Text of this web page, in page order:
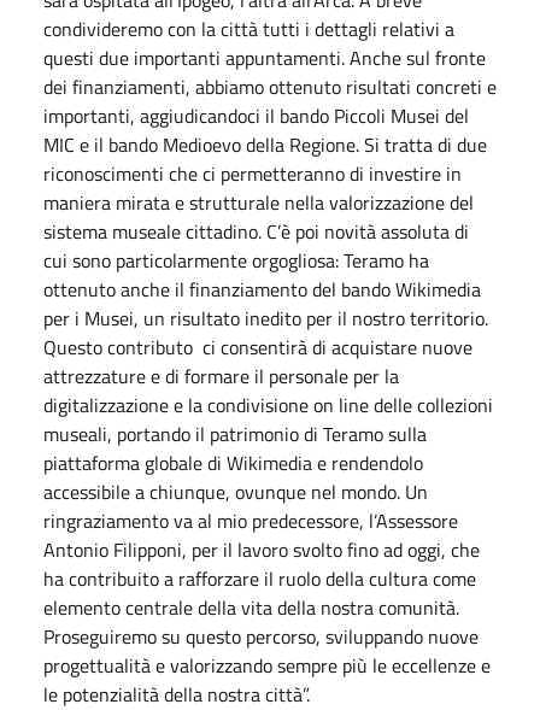
condivideremo con la città tutti i dettagli relativi a
questi due importanti appuntamenti. Anche sul fronte
dei finanziamenti, abbiamo ottenuto risultati concreti e
importanti, aggiudicandoci il bando Piccoli Musei del
MIC e il bando Medioevo della Regione. Si tratta di due
riconoscimenti che ci permetteranno di investire in
maniera mirata e strutturale nella valorizzazione del
sistema museale cittadino. C’è poi novità assoluta di
cui sono particolarmente orgogliosa: Teramo ha
ottenuto anche il finanziamento del bando Wikimedia
per i Musei, un risultato inedito per il nostro territorio.
Questo contributo ci consentirà di acquistare nuove
attrezzature e di formare il personale per la
digitalizzazione e la condivisione on line delle collezioni
museali, portando il patrimonio di Teramo sulla
piattaforma globale di Wikimedia e rendendolo
accessibile a chiunque, ovunque nel mondo. Un
ringraziamento va al mio predecessore, l’Assessore
Antonio Filipponi, per il lavoro svolto fino ad oggi, che
ha contribuito a rafforzare il ruolo della cultura come
elemento centrale della vita della nostra comunità.
Proseguiremo su questo percorso, sviluppando nuove
progettualità e valorizzando sempre più le eccellenze e
le potenzialità della nostra città”.